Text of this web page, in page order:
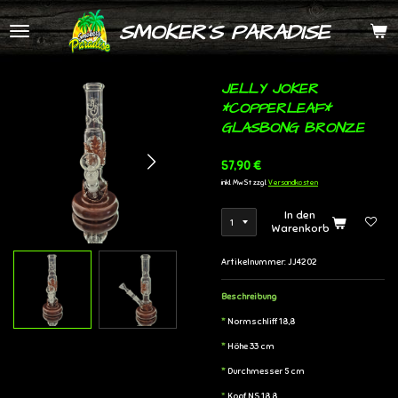
Zum
Hauptinhalt
springen
SMOKER´S PARADISE
JELLY JOKER
*COPPERLEAF*
GLASBONG BRONZE
57,90 €
inkl. MwSt zzgl. Versandkosten
In den
Warenkorb
Artikelnummer:JJ4202
Beschreibung
*Normschliff 18,8
*Höhe 33 cm
*Durchmesser 5 cm